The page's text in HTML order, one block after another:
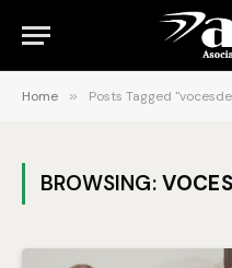
Home » Posts Tagged
BROWSING: